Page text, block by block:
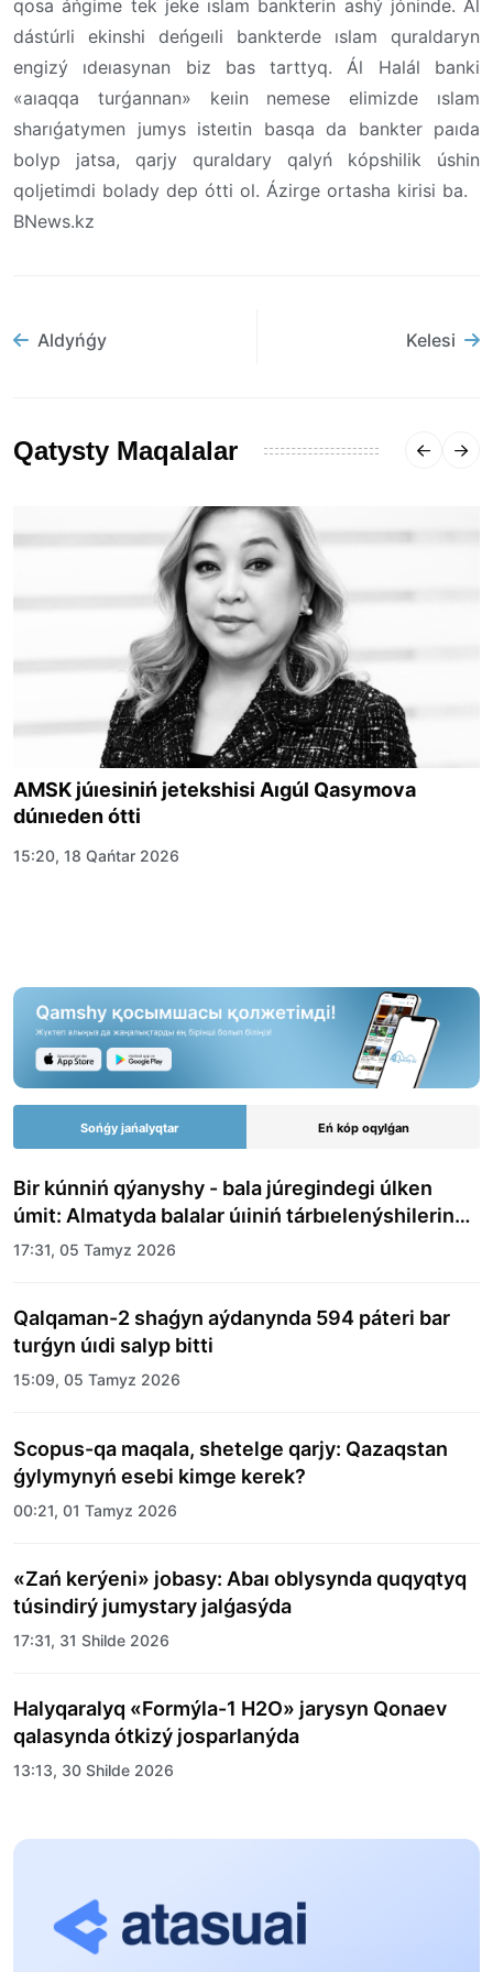
qosa áńgime tek jeke ıslam bankterin ashý jóninde. Al
dástúrli ekinshi deńgeıli bankterde ıslam quraldaryn
engizý ıdeıasynan biz bas tarttyq. Ál Halál banki
«aıaqqa turǵannan» keıin nemese elimizde ıslam
sharıǵatymen jumys isteıtin basqa da bankter paıda
bolyp jatsa, qarjy quraldary qalyń kópshilik úshin
qoljetimdi bolady dep ótti ol. Ázirge ortasha kirisi ba.
BNews.kz
Aldyńǵy Kelesi
Qatysty Maqalalar
AMSK júıesiniń jetekshisi Aıgúl Qasymova
dúnıeden ótti
15:20, 18 Qańtar 2026
Sońǵy jańalyqtar Eń kóp oqylǵan
Bir kúnniń qýanyshy - bala júregindegi úlken
úmit: Almatyda balalar úıiniń tárbıelenýshilerine
merekelik kún uıymdastyryldy
17:31, 05 Tamyz 2026
Qalqaman-2 shaǵyn aýdanynda 594 páteri bar
turǵyn úıdi salyp bitti
15:09, 05 Tamyz 2026
Scopus-qa maqala, shetelge qarjy: Qazaqstan
ǵylymynyń esebi kimge kerek?
00:21, 01 Tamyz 2026
«Zań kerýeni» jobasy: Abaı oblysynda quqyqtyq
túsindirý jumystary jalǵasýda
17:31, 31 Shilde 2026
Halyqaralyq «Formýla-1 H2O» jarysyn Qonaev
qalasynda ótkizý josparlanýda
13:13, 30 Shilde 2026
Asqat Asylbekov: Kúshti bılikke kúshti tulǵalar
12:01, 28 Shilde 2026